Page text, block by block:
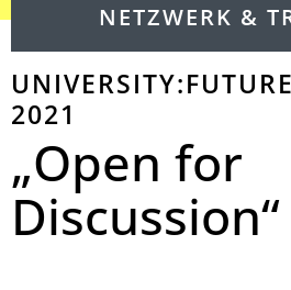
NETZWERK &
2021
„Open for
Discussion“